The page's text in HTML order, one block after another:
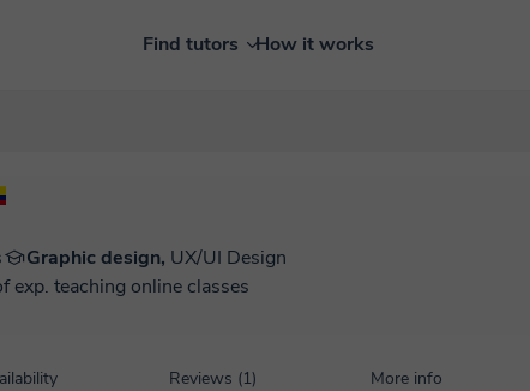
Find tutors How it works
Graphic design, UX/UI Design
exp. teaching online classes
Reviews (1) More info